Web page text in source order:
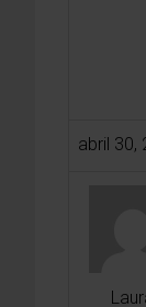
abril 30,